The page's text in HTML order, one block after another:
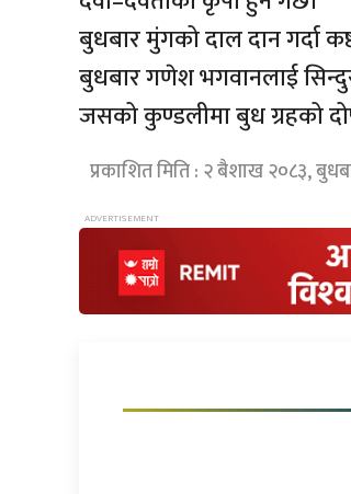
बुधबार मुंगको दाल दान गर्दा
बुधबार गणेश भगवानलाई सिन्दुर
जसको कुण्डलीमा बुध ग्रहको
प्रकाशित मिति : २ बैशाख २०८३,